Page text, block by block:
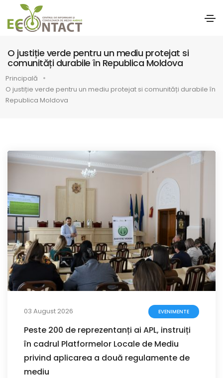
O justiție verde pentru un mediu protejat si
comunități durabile în Republica Moldova
Principală
O justiție verde pentru un mediu protejat si comunități durabile în
Republica Moldova
03 August 2026 EVENIMENTE
Peste 200 de reprezentanți ai APL, instruiți
în cadrul Platformelor Locale de Mediu
privind aplicarea a două regulamente de
mediu